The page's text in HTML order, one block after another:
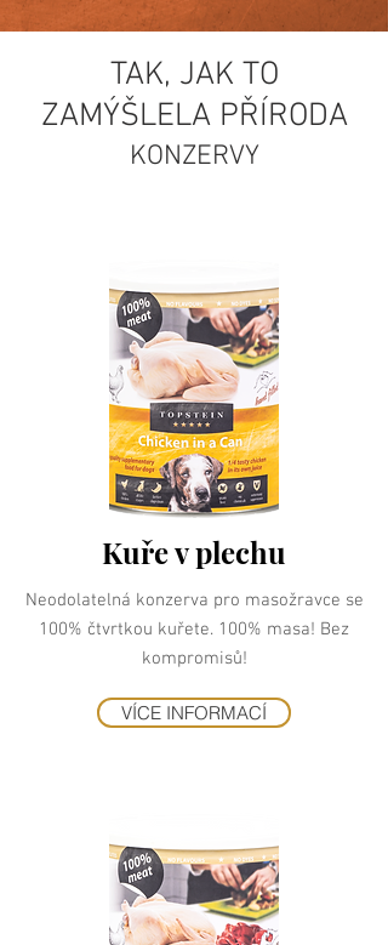
TAK, JAK TO
ZAMÝŠLELA PŘÍRODA
KONZERVY
Kuře v plechu
Neodolatelná konzerva pro masožravce se
100% čtvrtkou kuřete. 100% masa! Bez
kompromisů!
VÍCE INFORMACÍ